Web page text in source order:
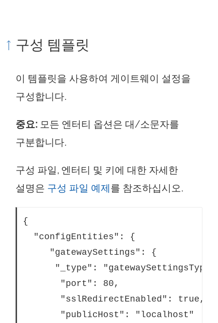
구성 템플릿
이 템플릿을 사용하여 게이트웨이 설정을
구성합니다.
중요: 모든 엔터티 옵션은 대/소문자를
구분합니다.
구성 파일, 엔터티 및 키에 대한 자세한
설명은 구성 파일 예제를 참조하십시오.
{
  "configEntities": {